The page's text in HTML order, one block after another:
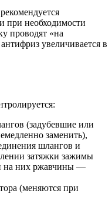
при необходимости
проводят «на
увеличивается в
(задубевшие или
заменить),
шлангов и
затяжки зажимы
на них ржавчины —
(меняются при